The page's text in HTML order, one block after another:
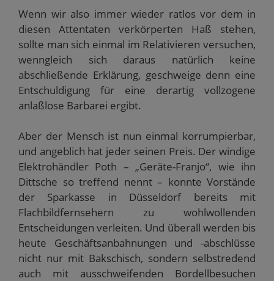
Wenn wir also immer wieder ratlos vor dem in
diesen Attentaten verkörperten Haß stehen,
sollte man sich einmal im Relativieren versuchen,
wenngleich sich daraus natürlich keine
abschließende Erklärung, geschweige denn eine
Entschuldigung für eine derartig vollzogene
anlaßlose Barbarei ergibt.
Aber der Mensch ist nun einmal korrumpierbar,
und angeblich hat jeder seinen Preis. Der windige
Elektrohändler Poth – „Geräte-Franjo“, wie ihn
Dittsche so treffend nennt – konnte Vorstände
der Sparkasse in Düsseldorf bereits mit
Flachbildfernsehern zu wohlwollenden
Entscheidungen verleiten. Und überall werden bis
heute Geschäftsanbahnungen und -abschlüsse
nicht nur mit Bakschisch, sondern selbstredend
auch mit ausschweifenden Bordellbesuchen